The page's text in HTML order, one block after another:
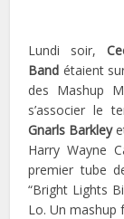
Lundi soir,
Band étaient
des Mashup
s’associer le
Gnarls Barkley
Harry Wayne
premier tube
“Bright Lights
Lo. Un mashup